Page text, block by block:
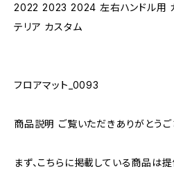
2022 2023 2024 左右ハンドル用
テリア カスタム
フロアマット_0093
商品説明 ご覧いただきありがとうご
まず、こちらに掲載している商品は